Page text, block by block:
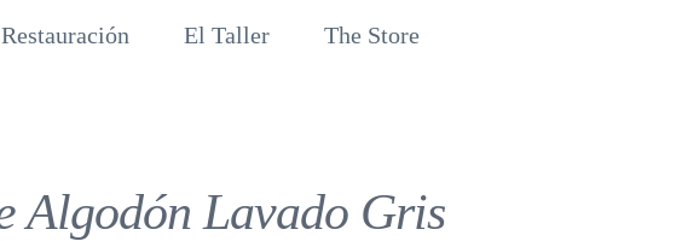
Restauración El Taller The Store
Algodón Lavado Gris